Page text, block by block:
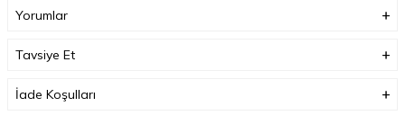
Yorumlar
Tavsiye Et
İade Koşulları